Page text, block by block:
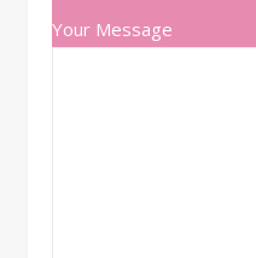
Your Message